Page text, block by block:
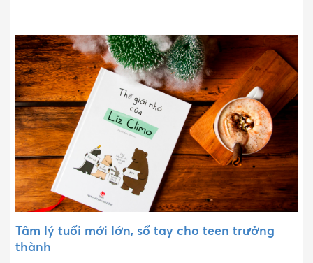
Tâm lý tuổi mới lớn, sổ tay cho teen trưởng
thành